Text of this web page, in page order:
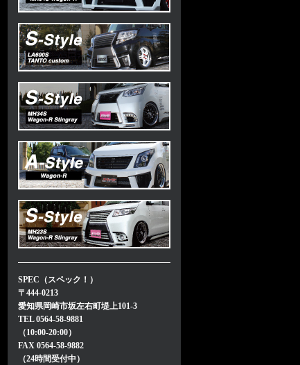
SPEC（スペック！）
〒444-0213
愛知県岡崎市坂左右町堤上101-3
TEL 0564-58-9881
（10:00-20:00）
FAX 0564-58-9882
（24時間受付中）